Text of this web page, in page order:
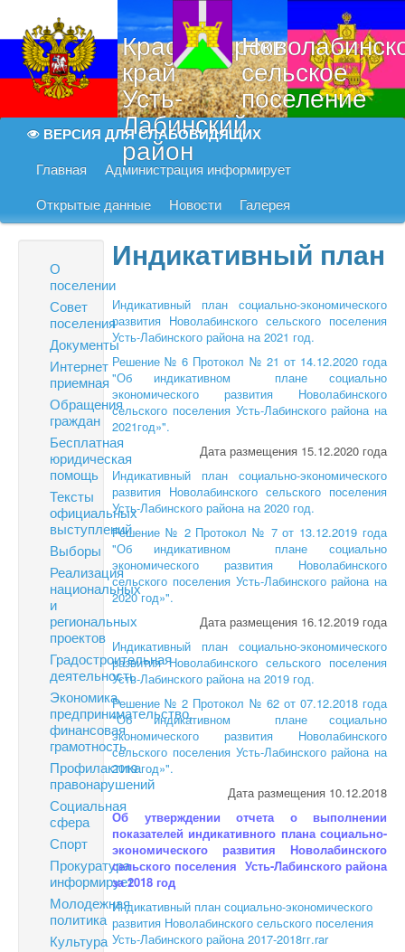
Краснодарский
край
Усть-
Лабинский
район
сельское
поселение
ВЕРСИЯ ДЛЯ СЛАБОВИДЯЩИХ
Главная Администрация информирует
Открытые данные Новости Галерея
О
поселении
Совет
поселения
Документы
Интернет
приемная
Обращения
граждан
Бесплатная
юридическая
помощь
Тексты
официальных
выступлений
Выборы
Реализация
национальных
и
региональных
проектов
Градостроительная
деятельность
Экономика,
предпринимательство,
финансовая
грамотность
Профилактика
правонарушений
Социальная
сфера
Спорт
Прокуратура
информирует
Молодежная
политика
Культура
Индикативный план
Индикативный план социально-экономического
развития Новолабинского сельского поселения
Усть-Лабинского района на 2021 год.
Решение № 6 Протокол № 21 от 14.12.2020 года
"Об индикативном плане социально
экономического развития Новолабинского
сельского поселения Усть-Лабинского района на
2021год»".
Дата размещения 15.12.2020 года
Индикативный план социально-экономического
развития Новолабинского сельского поселения
Усть-Лабинского района на 2020 год.
Решение № 2 Протокол № 7 от 13.12.2019 года
"Об индикативном плане социально
экономического развития Новолабинского
сельского поселения Усть-Лабинского района на
2020 год»".
Дата размещения 16.12.2019 года
Индикативный план социально-экономического
развития Новолабинского сельского поселения
Усть-Лабинского района на 2019 год.
Решение № 2 Протокол № 62 от 07.12.2018 года
"Об индикативном плане социально
экономического развития Новолабинского
сельского поселения Усть-Лабинского района на
2019 год»".
Дата размещения 10.12.2018
Об утверждении отчета о выполнении
показателей индикативного плана социально-
экономического развития Новолабинского
сельского поселения Усть-Лабинского района
за 2018 год
Индикативный план социально-экономического
развития Новолабинского сельского поселения
Усть-Лабинского района 2017-2018гг.rar